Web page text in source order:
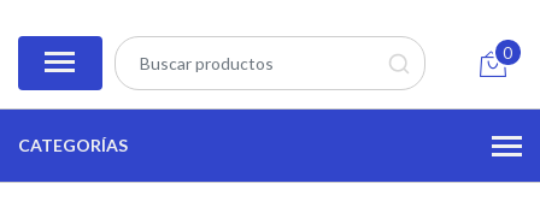
0
CATEGORÍAS